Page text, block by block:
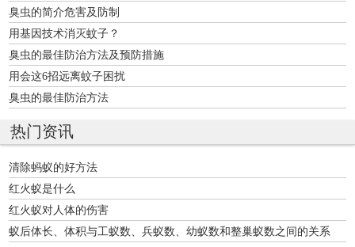
臭虫的简介危害及防制
用基因技术消灭蚊子？
臭虫的最佳防治方法及预防措施
用会这6招远离蚊子困扰
臭虫的最佳防治方法
热门资讯
清除蚂蚁的好方法
红火蚁是什么
红火蚁对人体的伤害
蚁后体长、体积与工蚁数、兵蚁数、幼蚁数和整巢蚁数之间的关系